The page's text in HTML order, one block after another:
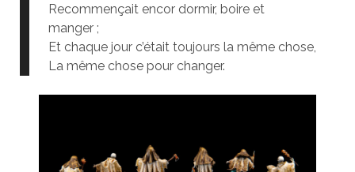
Recommençait encor dormir, boire et
manger ;
Et chaque jour c’était toujours la même chose,
La même chose pour changer.